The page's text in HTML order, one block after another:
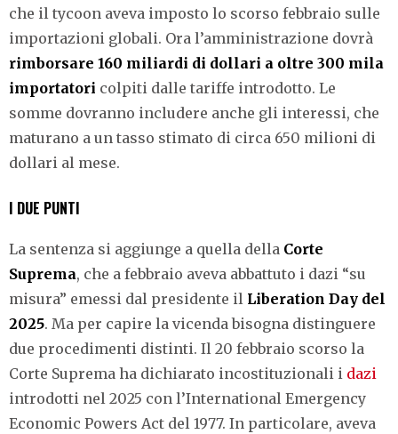
che il tycoon aveva imposto lo scorso febbraio sulle
importazioni globali. Ora l’amministrazione dovrà
rimborsare 160 miliardi di dollari a oltre 300 mila
importatori colpiti dalle tariffe introdotto. Le
somme dovranno includere anche gli interessi, che
maturano a un tasso stimato di circa 650 milioni di
dollari al mese.
I DUE PUNTI
La sentenza si aggiunge a quella della Corte
Suprema, che a febbraio aveva abbattuto i dazi “su
misura” emessi dal presidente il Liberation Day del
2025. Ma per capire la vicenda bisogna distinguere
due procedimenti distinti. Il 20 febbraio scorso la
Corte Suprema ha dichiarato incostituzionali i dazi
introdotti nel 2025 con l’International Emergency
Economic Powers Act del 1977. In particolare, aveva